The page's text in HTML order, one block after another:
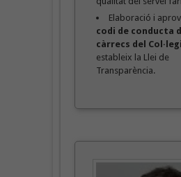
Elaboració i
codi de conducta
càrrecs del Col·legi
estableix la Llei de
Transparència.